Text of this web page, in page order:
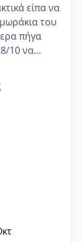
είπα να
του
10 να
είναι
Μάιο ;;